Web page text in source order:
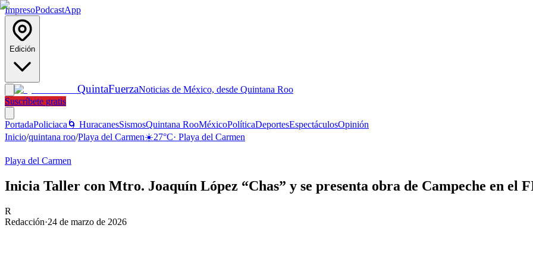
ImpresoPodcastApp
Edición
QuintaFuerzaNoticias de México, desde Quintana Roo
Suscríbete gratis
PortadaPoliciaca 🌀 HuracanesSismosQuintana RooMéxicoPolíticaDeportesEspectáculosOpinión
Inicio/quintana roo/Playa del Carmen☀️27°C· Playa del Carmen
Playa del Carmen
Inicia Taller con Mtro. Joaquín López “Chas” y se presenta obra de Campeche en el
R
Redacción·24 de marzo de 2026